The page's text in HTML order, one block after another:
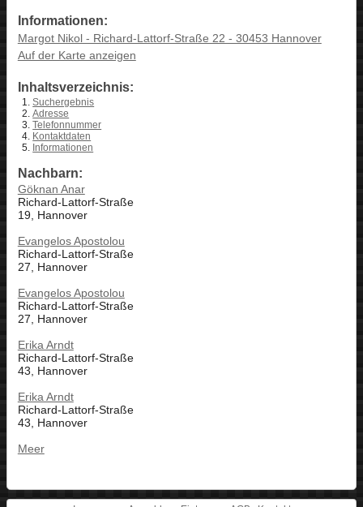
Informationen:
Margot Nikol - Richard-Lattorf-Straße 22 - 30453 Hannover
Auf der Karte anzeigen
Inhaltsverzeichnis:
Suchergebnis
Adresse
Telefonnummer
Kontaktdaten
Informationen
Nachbarn:
Göknan Anar
Richard-Lattorf-Straße
19, Hannover
Evangelos Apostolou
Richard-Lattorf-Straße
27, Hannover
Evangelos Apostolou
Richard-Lattorf-Straße
27, Hannover
Erika Arndt
Richard-Lattorf-Straße
43, Hannover
Erika Arndt
Richard-Lattorf-Straße
43, Hannover
Meer